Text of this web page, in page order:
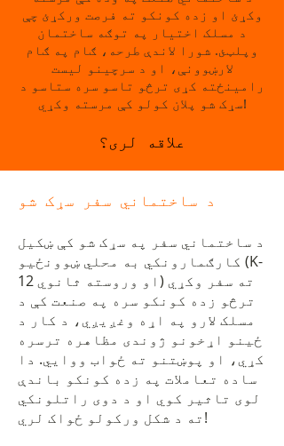
وکړئ او زده کونکو ته فرصت ورکړئ چې
د مسلک اختیار په توګه ساختمان
وپلټئ. شورا لاندې طرحه، ګام په ګام
لارښوونې، او د سرچینو لیست
رامینځته کړی ترڅو تاسو سره ستاسو د
سړک شو پلان کولو کې مرسته وکړي!
علاقه لری؟
د ساختماني سفر سړک شو
د ساختماني سفر په سړک شو کې ښکیل
کارګمارونکي به محلي ښوونځیو (K-
12 او وروسته ثانوي) ته سفر وکړي
ترڅو زده کونکو سره په صنعت کې د
مسلک لارو په اړه وغږیږي، د کار د
ځینو اړخونو ژوندی مظاهره ترسره
کړي، او پوښتنو ته ځواب ووایي. دا
ساده تعاملات په زده کونکو باندې
لوی تاثیر کوي او د دوی راتلونکي
ته د شکل ورکولو ځواک لري!